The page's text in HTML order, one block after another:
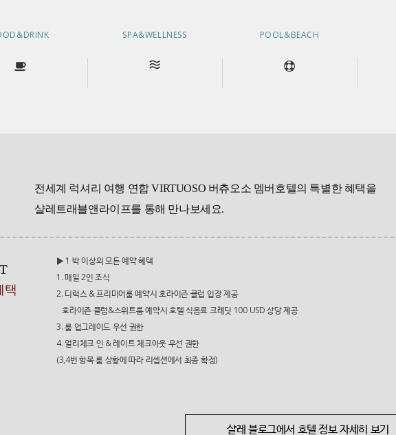
SPA&WELLNESS POOL&BEACH
전세계 럭셔리 여행 연합 VIRTUOSO 버츄오소 멤버호텔의 특별한 혜택을
샬레트래블앤라이프를 통해 만나보세요.
택
▶ 1 박 이상의 모든 예약 혜택
1. 매일 2인 조식
2. 디럭스 & 프리미어룸 예약시 호라이즌 클럽 입장 제공
호라이즌 클럽&스위트룸 예약시 호텔 식음료 크레딧 100 USD 상당 제공
3. 룸 업그레이드 우선 권한
4. 얼리체크 인 & 레이트 체크아웃 우선 권한
(3,4번 항목 룸 상황에 따라 리셉션에서 최종 확정)
샬레 블로그에서 호텔 정보 자세히 보기